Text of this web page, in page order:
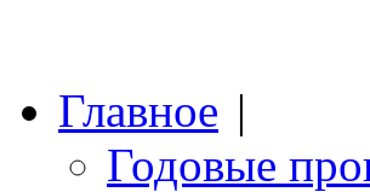
Главное |
Годовые